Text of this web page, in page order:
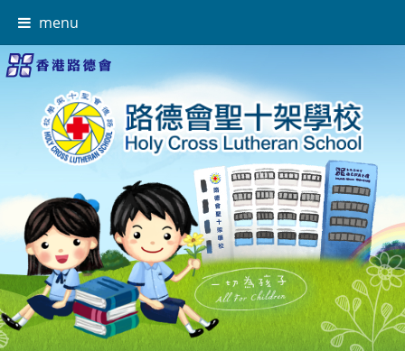
menu